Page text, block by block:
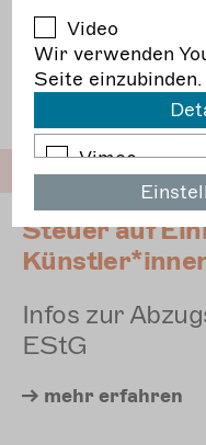
Ermäßigter
Bescheinigung
Steuer auf
Infos zur
EStG
mehr erfahren
Video
Wir verwenden
Seite einzubinden.
Vimeo
Wir verwenden
Seite
Youtube
Wir verwenden
unsere Seite